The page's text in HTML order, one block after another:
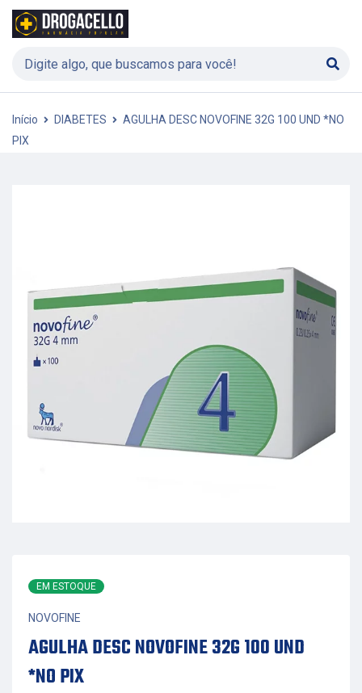
Início DIABETES
AGULHA DESC NOVOFINE 32G 100 UND *NO
PIX
EM ESTOQUE
NOVOFINE
AGULHA DESC NOVOFINE 32G 100 UND
*NO PIX